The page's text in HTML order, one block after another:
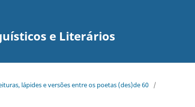
e Literários
lápides e versões entre os poetas (des)de 60
/